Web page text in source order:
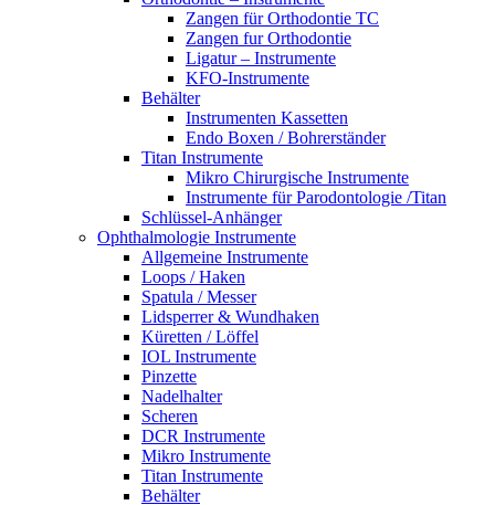
Zangen für Orthodontie TC
Zangen fur Orthodontie
Ligatur – Instrumente
KFO-Instrumente
Behälter
Instrumenten Kassetten
Endo Boxen / Bohrerständer
Titan Instrumente
Mikro Chirurgische Instrumente
Instrumente für Parodontologie /Titan
Schlüssel-Anhänger
Ophthalmologie Instrumente
Allgemeine Instrumente
Loops / Haken
Spatula / Messer
Lidsperrer & Wundhaken
Küretten / Löffel
IOL Instrumente
Pinzette
Nadelhalter
Scheren
DCR Instrumente
Mikro Instrumente
Titan Instrumente
Behälter